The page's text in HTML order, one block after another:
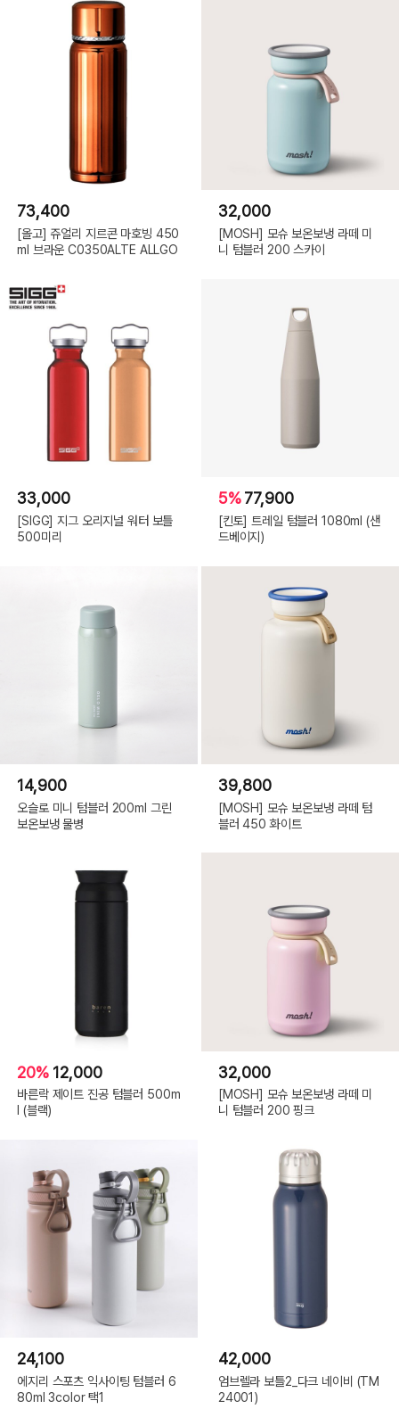
73,400
[올고] 쥬얼리 지르콘 마호빙 450
ml 브라운 C0350ALTE ALLGO
32,000
[MOSH] 모슈 보온보냉 라떼 미
니 텀블러 200 스카이
33,000
[SIGG] 지그 오리지널 워터 보틀
500미리
5%77,900
[킨토] 트레일 텀블러 1080ml (샌
드베이지)
14,900
오슬로 미니 텀블러 200ml 그린
보온보냉 물병
39,800
[MOSH] 모슈 보온보냉 라떼 텀
블러 450 화이트
20% 12,000
바른락 제이트 진공 텀블러 500m
l (블랙)
32,000
[MOSH] 모슈 보온보냉 라떼 미
니 텀블러 200 핑크
24,100
에지리 스포츠 익사이팅 텀블러 6
80ml 3color 택1
42,000
엄브렐라 보틀2_다크 네이비 (TM
24001)